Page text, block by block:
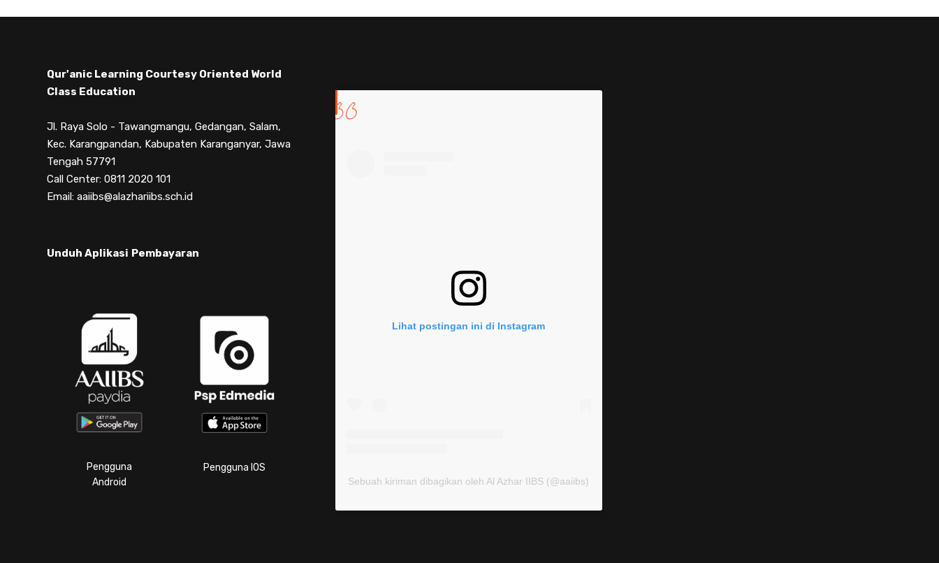
Qur'anic Learning Courtesy Oriented World
Class Education
Jl. Raya Solo - Tawangmangu, Gedangan, Salam,
Kec. Karangpandan, Kabupaten Karanganyar, Jawa
Tengah 57791
Call Center: 0811 2020 101
Email: aaiibs@alazhariibs.sch.id
Unduh Aplikasi Pembayaran
Pengguna
Android
Pengguna IOS
Lihat postingan ini di Instagram
Sebuah kiriman dibagikan oleh Al Azhar IIBS (@aaiibs)